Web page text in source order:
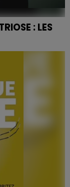
: LES
Nancy, Reims
un dispositif de